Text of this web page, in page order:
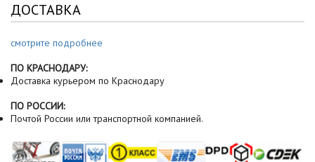
ДОСТАВКА
смотрите подробнее
ПО КРАСНОДАРУ:
Доставка курьером по Краснодару
ПО РОССИИ:
Почтой России или транспортной компанией.